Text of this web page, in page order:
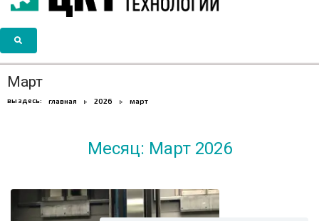
Март
вы здесь: главная 2026 март
Месяц: Март 2026